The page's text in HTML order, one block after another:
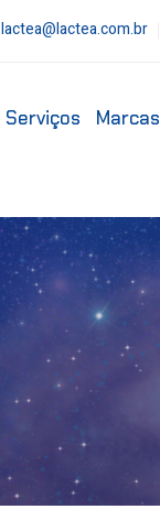
lactea@lactea.com.br
Serviços Marcas